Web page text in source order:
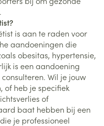
is aan te raden voor
aandoeningen die
obesitas, hypertensie,
is een aandoening
Wil je jouw
of heb je specifiek
of
baat hebben bij een
je professioneel